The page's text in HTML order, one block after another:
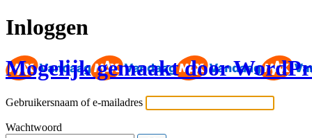
Inloggen
Mogelijk gemaakt door
Gebruikersnaam of e-mailadres
Wachtwoord